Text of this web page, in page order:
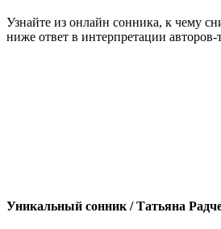
Узнайте из онлайн сонника, к чему
ниже ответ в интерпретации авторов-
Уникальный сонник / Татьяна